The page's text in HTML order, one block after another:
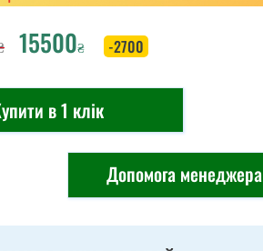
15500₴ -2700
в 1 клік
Допомога менеджера